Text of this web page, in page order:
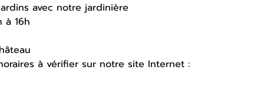
avec notre jardinière
à 16h
à vérifier sur notre site Internet :